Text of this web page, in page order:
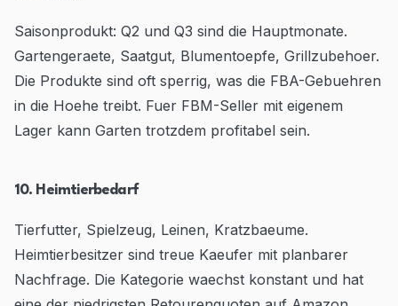
Saisonprodukt: Q2 und Q3 sind die Hauptmonate.
Gartengeraete, Saatgut, Blumentoepfe, Grillzubehoer.
Die Produkte sind oft sperrig, was die FBA-Gebuehren
in die Hoehe treibt. Fuer FBM-Seller mit eigenem
Lager kann Garten trotzdem profitabel sein.
10. Heimtierbedarf
Tierfutter, Spielzeug, Leinen, Kratzbaeume.
Heimtierbesitzer sind treue Kaeufer mit planbarer
Nachfrage. Die Kategorie waechst konstant und hat